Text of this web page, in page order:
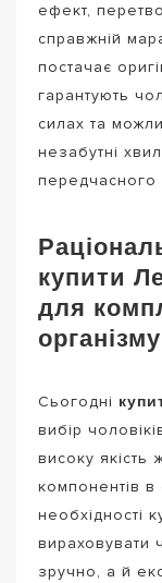
ефект,
справжній
постачає
гарантують
силах та
незабутні
передчасного
купити
для
організму
Сьогодні
вибір
високу якість
компонентів в
необхідності
вираховувати
зручно, а й